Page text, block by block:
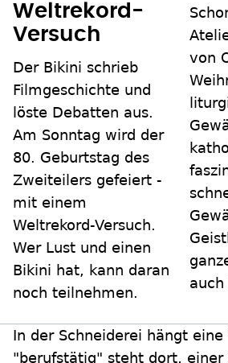
Weltrekord-
Versuch
Der Bikini schrieb
Filmgeschichte und
löste Debatten aus.
Am Sonntag wird der
80. Geburtstag des
Zweiteilers gefeiert -
mit einem
Weltrekord-Versuch.
Wer Lust und einen
Bikini hat, kann daran
noch teilnehmen.
von
auch
In der Schneiderei hängt eine
"berufstätig" steht dort, einer